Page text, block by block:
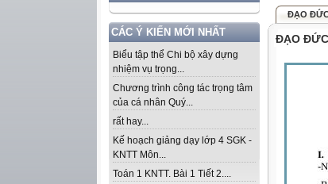
CÁC Ý KIẾN MỚI NHẤT
Biểu tập thể Chi bộ xây dựng
nhiệm vụ trọng...
Chương trình công tác trọng tâm
của cá nhân Quý...
rất hay...
Kế hoạch giảng dạy lớp 4 SGK -
KNTT Môn...
Toán 1 KNTT. Bài 1 Tiết 2....
ĐẠO
ĐẠO